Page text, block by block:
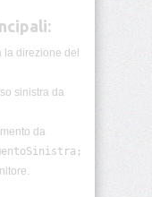
la direzione del
sinistra da
da